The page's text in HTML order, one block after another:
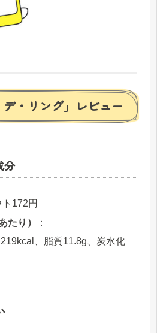
・リング」レビュー
分
ト172円
たり）
：
、脂質11.8g、炭水化